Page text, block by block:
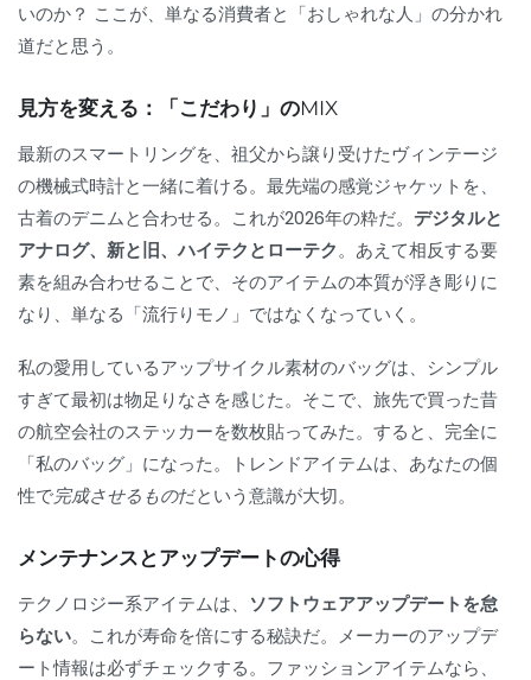
いのか？ ここが、単なる消費者と「おしゃれな人」の分かれ
道だと思う。
見方を変える：「こだわり」のMIX
最新のスマートリングを、祖父から譲り受けたヴィンテージ
の機械式時計と一緒に着ける。最先端の感覚ジャケットを、
古着のデニムと合わせる。これが2026年の粋だ。 デジタルと
アナログ、新と旧、ハイテクとローテク。あえて相反する要
素を組み合わせることで、そのアイテムの本質が浮き彫りに
なり、単なる「流行りモノ」ではなくなっていく。
私の愛用しているアップサイクル素材のバッグは、シンプル
すぎて最初は物足りなさを感じた。そこで、旅先で買った昔
の航空会社のステッカーを数枚貼ってみた。すると、完全に
「私のバッグ」になった。トレンドアイテムは、あなたの個
性で完成させるものだという意識が大切。
メンテナンスとアップデートの心得
テクノロジー系アイテムは、 ソフトウェアアップデートを怠
らない。これが寿命を倍にする秘訣だ。メーカーのアップデ
ート情報は必ずチェックする。ファッションアイテムなら、